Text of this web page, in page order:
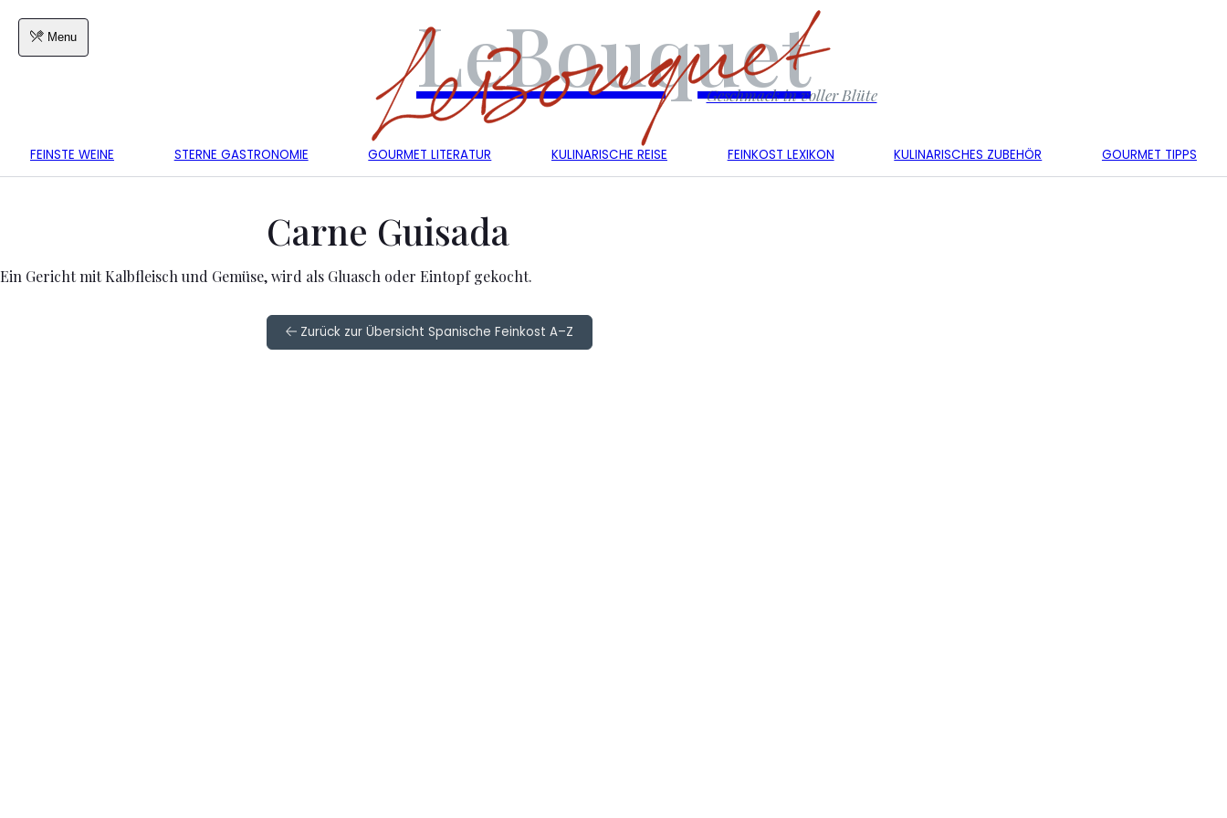
Menu LeBouquet
Geschmack in voller Blüte
FEINSTE WEINE STERNE GASTRONOMIE GOURMET LITERATUR KULINARISCHE REISE FEINKOST LEXIKON KULINARISCHES ZUBEHÖR GOURMET TIPPS
Carne Guisada
Ein Gericht mit Kalbfleisch und Gemüse, wird als Gluasch oder Eintopf gekocht.
Zurück zur Übersicht Spanische Feinkost A–Z